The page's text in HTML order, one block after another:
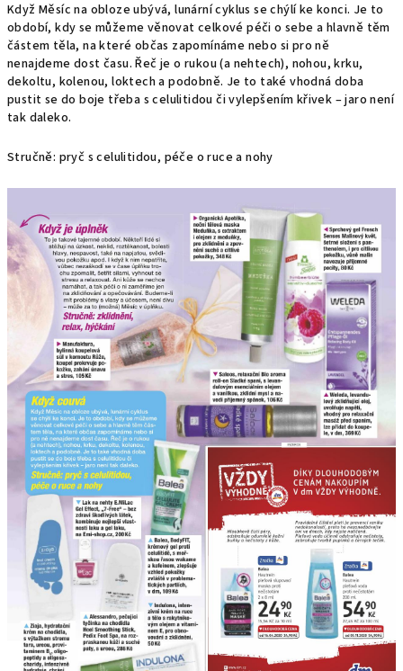
Když Měsíc na obloze ubývá, lunární cyklus se chýlí ke konci. Je to
období, kdy se můžeme věnovat celkové péči o sebe a hlavně těm
částem těla, na které občas zapomínáme nebo si pro ně
nenajdeme dost času. Řeč je o rukou (a nehtech), nohou, krku,
dekoltu, kolenou, loktech a podobně. Je to také vhodná doba
pustit se do boje třeba s celulitidou či vylepšením křivek – jaro není
tak daleko.
Stručně: pryč s celulitidou, péče o ruce a nohy